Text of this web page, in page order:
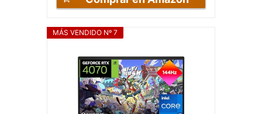
MÁS VENDIDO Nº 7